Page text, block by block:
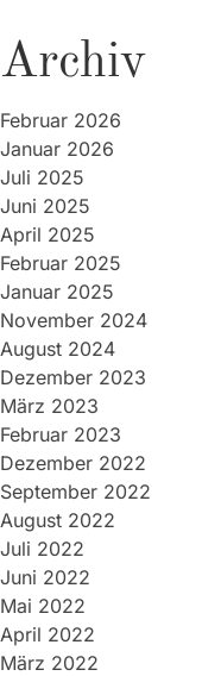
Archiv
Februar 2026
Januar 2026
Juli 2025
Juni 2025
April 2025
Februar 2025
Januar 2025
November 2024
August 2024
Dezember 2023
März 2023
Februar 2023
Dezember 2022
September 2022
August 2022
Juli 2022
Juni 2022
Mai 2022
April 2022
März 2022